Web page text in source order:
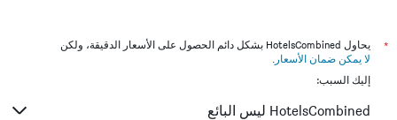
*
يحاول HotelsCombined بشكل دائم الحصول على الأسعار الدقيقة، ولكن
لا يمكن ضمان الأسعار .
إليك السبب:
HotelsCombined ليس البائع